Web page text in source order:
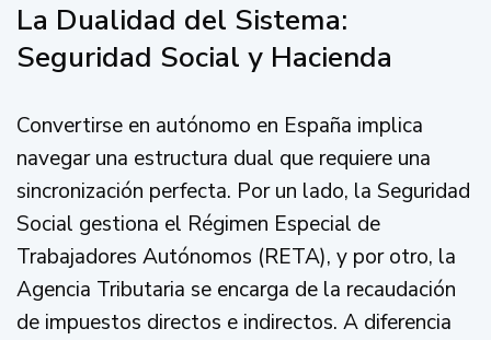
La Dualidad del Sistema:
Seguridad Social y Hacienda
Convertirse en autónomo en España implica
navegar una estructura dual que requiere una
sincronización perfecta. Por un lado, la Seguridad
Social gestiona el Régimen Especial de
Trabajadores Autónomos (RETA), y por otro, la
Agencia Tributaria se encarga de la recaudación
de impuestos directos e indirectos. A diferencia